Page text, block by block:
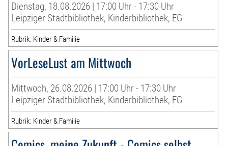
Dienstag, 18.08.2026 | 17:00 Uhr - 17:30 Uhr
Leipziger Stadtbibliothek, Kinderbibliothek, EG
Rubrik: Kinder & Familie
VorLeseLust am Mittwoch
Mittwoch, 26.08.2026 | 17:00 Uhr - 17:30 Uhr
Leipziger Stadtbibliothek, Kinderbibliothek, EG
Rubrik: Kinder & Familie